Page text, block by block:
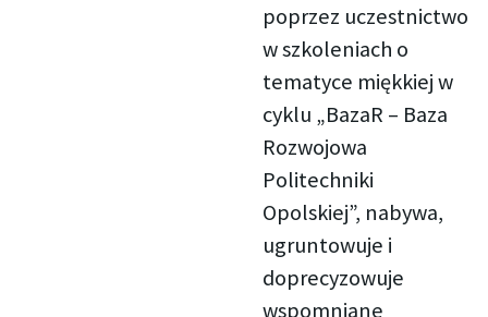
poprzez uczestnictwo
w szkoleniach o
tematyce miękkiej w
cyklu „BazaR – Baza
Rozwojowa
Politechniki
Opolskiej”, nabywa,
ugruntowuje i
doprecyzowuje
wspomniane